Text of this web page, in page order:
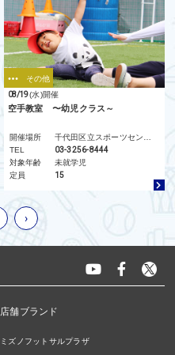
その他
08/19(水)開催
空手教室 〜幼児クラス～
開催場所
千代田区立スポーツセンター
TEL
03-3256-8444
対象年齢
未就学児
定員
15
›
店舗ブランド
ミズノフットサルプラザ